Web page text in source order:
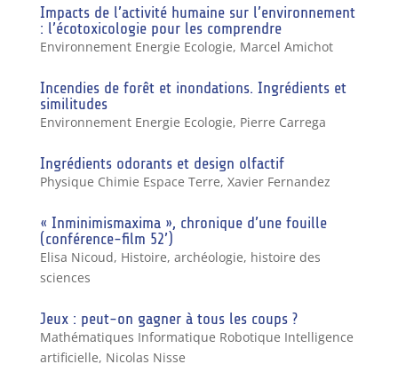
Impacts de l’activité humaine sur l’environnement
: l’écotoxicologie pour les comprendre
Environnement Energie Ecologie, Marcel Amichot
Incendies de forêt et inondations. Ingrédients et
similitudes
Environnement Energie Ecologie, Pierre Carrega
Ingrédients odorants et design olfactif
Physique Chimie Espace Terre, Xavier Fernandez
« Inminimismaxima », chronique d’une fouille
(conférence-film 52’)
Elisa Nicoud, Histoire, archéologie, histoire des
sciences
Jeux : peut-on gagner à tous les coups ?
Mathématiques Informatique Robotique Intelligence
artificielle, Nicolas Nisse